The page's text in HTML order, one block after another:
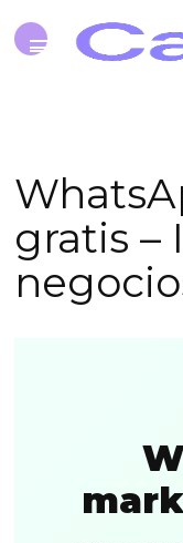
gratis –